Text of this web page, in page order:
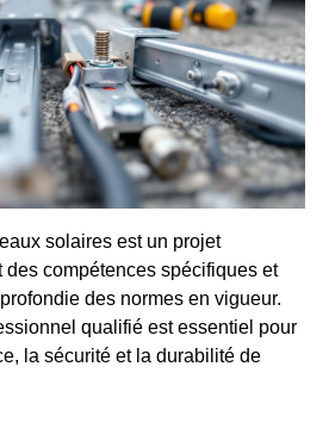
solaires est un projet
compétences spécifiques et
des normes en vigueur.
qualifié est essentiel pour
la sécurité et la durabilité de